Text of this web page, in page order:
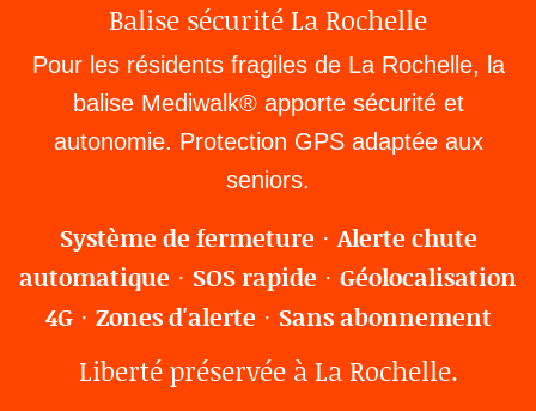
Balise sécurité La Rochelle
Pour les résidents fragiles de La Rochelle, la
balise Mediwalk® apporte sécurité et
autonomie. Protection GPS adaptée aux
seniors.
Système de fermeture · Alerte chute
automatique · SOS rapide · Géolocalisation
4G· Zones d'alerte · Sans abonnement
Liberté préservée à La Rochelle.